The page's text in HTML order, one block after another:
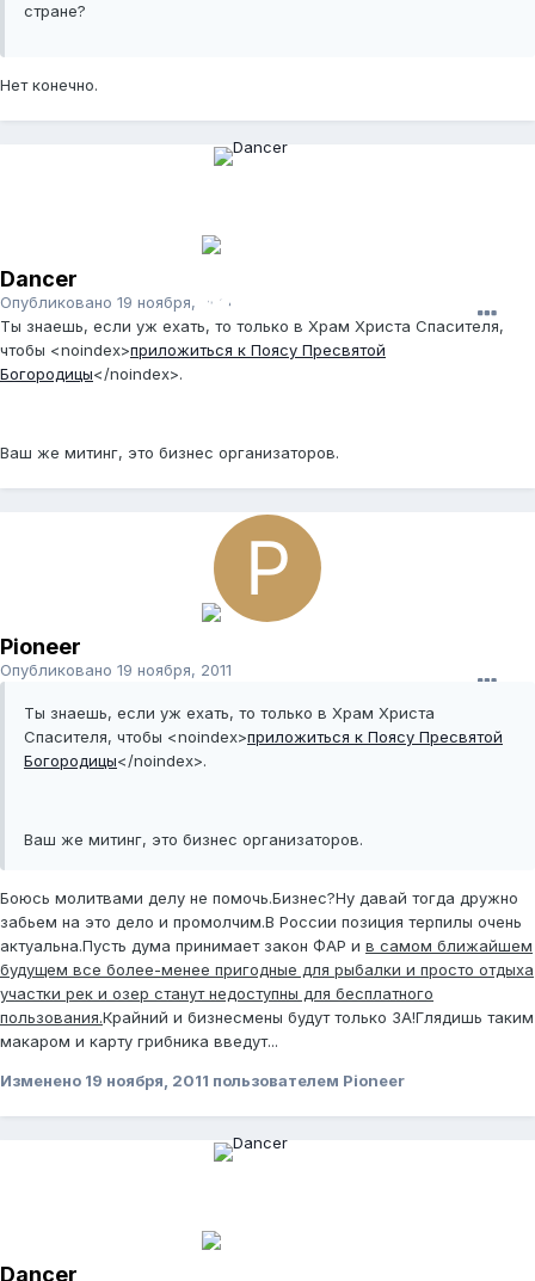
стране?
Нет конечно.
Dancer
Опубликовано 19 ноября, 2011
Ты знаешь, если уж ехать, то только в Храм Христа Спасителя,
чтобы <noindex>приложиться к Поясу Пресвятой
Богородицы</noindex>.
Ваш же митинг, это бизнес организаторов.
Pioneer
Опубликовано 19 ноября, 2011
Ты знаешь, если уж ехать, то только в Храм Христа
Спасителя, чтобы <noindex>приложиться к Поясу Пресвятой
Богородицы</noindex>.
Ваш же митинг, это бизнес организаторов.
Боюсь молитвами делу не помочь.Бизнес?Ну давай тогда дружно
забьем на это дело и промолчим.В России позиция терпилы очень
актуальна.Пусть дума принимает закон ФАР и в самом ближайшем
будущем все более-менее пригодные для рыбалки и просто отдыха
участки рек и озер станут недоступны для бесплатного
пользования.Крайний и бизнесмены будут только ЗА!Глядишь таким
макаром и карту грибника введут...
Изменено 19 ноября, 2011 пользователем Pioneer
Dancer